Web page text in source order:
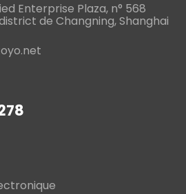
Enterprise Plaza, n° 568
de Changning, Shanghai